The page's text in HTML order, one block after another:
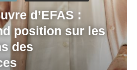
d’EFAS :
position sur les
des